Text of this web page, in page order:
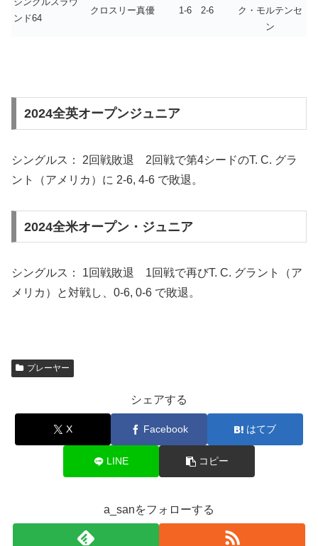
ンド64
クロスリー真優 1-6 2-6
ク・モルテンセ
ン
2024全英オープンジュニア
シングルス： 2回戦敗退 2回戦で第4シードのT. C. グラ
ント（アメリカ）に 2-6, 4-6 で敗退。
2024全米オープン・ジュニア
シングルス： 1回戦敗退 1回戦で再びT. C. グラント（ア
メリカ）と対戦し、0-6, 0-6 で敗退。
プレーヤー
シェアする
X Facebook はてブ
LINE コピー
a_sanをフォローする